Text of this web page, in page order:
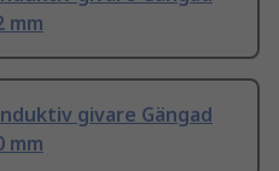
mm
givare Gängad
mm